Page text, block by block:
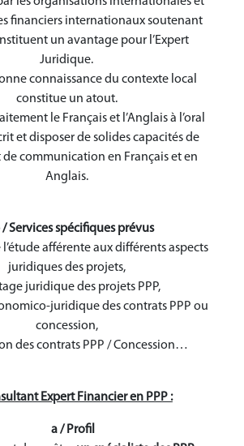
financiers internationaux soutenant
un avantage pour l’Expert
Juridique.
connaissance du contexte local
constitue un atout.
le Français et l’Anglais à l’oral
et disposer de solides capacités de
communication en Français et en
Anglais.
/Services spécifiques prévus
afférente aux différents aspects
juridiques des projets,
juridique des projets PPP,
juridique des contrats PPP ou
concession,
des contrats PPP / Concession…
Expert Financier en PPP :
a / Profil